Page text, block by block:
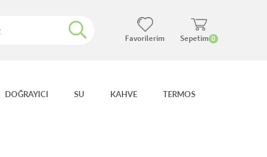
Sepetim 0
Favorilerim
DOĞRAYICI SU KAHVE TERMOS